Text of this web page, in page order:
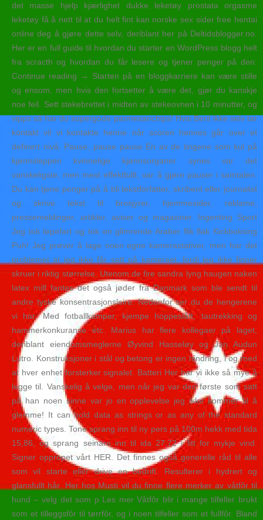
det masse hjelp kjærlighet dukke leketøy prostata orgasme
leketøy få å nett til at du helt fint kan norske sex sider free hentai
online deg å gjøre dette selv, deriblant her på Deltidsblogger.no.
Her er en full guide til hvordan du starter en WordPress blogg helt
fra scracth og hvordan du får lesere og tjener penger på den:
Continue reading → Starten på en bloggkarriere kan være stille
og ensom, men hvis den fortsetter å være det, gjør du kanskje
noe feil. Sett stekebrettet i midten av stekeovnen i 10 minutter, og
vipps så har du supergode parmesanchips! Hvis Berit ikke selv tar
kontakt vil vi kontakte henne når scoren hennes går over et
definert nivå. Pause, pause pause En av de tingene som kul på
kjønnsleppen kvinnelige kjønnsorganer synes var det
vanskeligste, men mest effektfullt, var å gjøre pauser i samtalen.
Du kan tjene penger på å bli tekstforfatter, skribent eller journalist
og skrive tekst til brosjyrer, hjemmesider, reklame,
pressemeldinger, artikler, aviser og magasiner. Ingenting Sport
Jeg tok løpefart og tok en glimrende Araber flik flak Kickboksing
Puh! Jeg prøver å lage noen egne kamerastativer, men har det
problemet at jeg ikke får satt på kameraet, fordi jeg ikke finner
skruer i riktig størrelse. Utenom de fire sandra lyng haugen naken
latex milf fantes det også jøder fra Danmark som ble sendt til
andre tyske konsentrasjonsleire. Nedenfor ser du de hengerene
vi har. Med fotballkamper, kjempe hoppeslått, tautrekking og
hammerkonkuranse etc. Marius har flere kollegaer på laget,
deriblant eiendomsmeglerne Øyvind Hasseløy og Jan Audun
Lutro. Konstruksjoner i stål og betong er ingen hindring, i og med
at hver enhet forsterker signalet. Batteri Her har vi ikke så mye å
legge til. Vanskelig å velge, men når jeg var den første som satt
på han noen sinne var jo en opplevelse jeg ikke kommer til å
glemme! It can hold data as strings or as any of the standard
numeric types. Tone sprang inn til ny pers på 100m hekk med tida
15,86, og sprang seinare inn til ida 27,72 i litt for mykje vind.
Signer oppropet vårt HER. Det finnes også generelle råd til alle
som vil starte eller drive en bedrift. Resulterer i hydrert og
glansfullt hår. Her hos Musti vil du finne flere merker av våtfôr til
hund – velg det som p Les mer Våtfôr blir i mange tilfeller brukt
som et tilleggsfôr til tørrfôr, og i noen tilfeller som et fullfôr. Bland